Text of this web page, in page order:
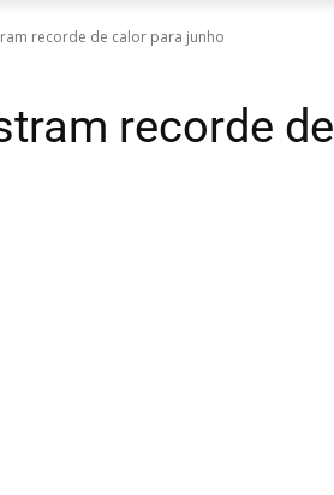
recorde de calor para junho
recorde de